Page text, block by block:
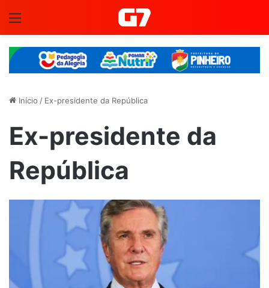
Início / Ex-presidente da República
Ex-presidente da
República